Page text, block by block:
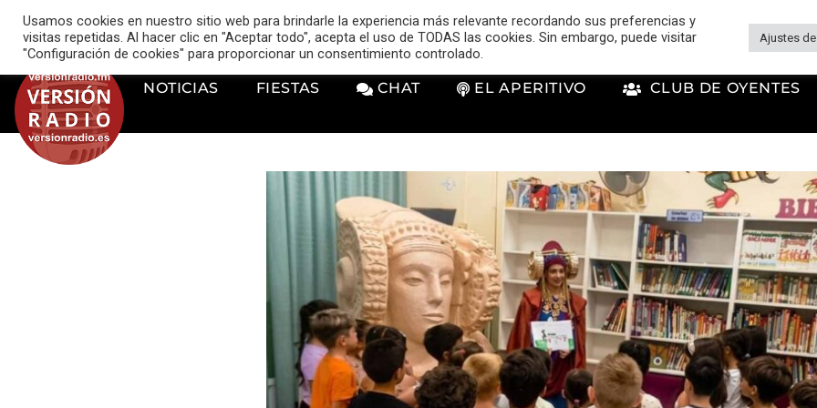
music_note VERSIÓN RADIO
NOTICIAS FIESTAS CHAT EL APERITIVO CLUB DE OYENTES
Usamos cookies en nuestro sitio web para brindarle la experiencia más relevante recordando sus preferencias y
visitas repetidas. Al hacer clic en "Aceptar todo", acepta el uso de TODAS las cookies. Sin embargo, puede visitar
"Configuración de cookies" para proporcionar un consentimiento controlado.
Ajustes